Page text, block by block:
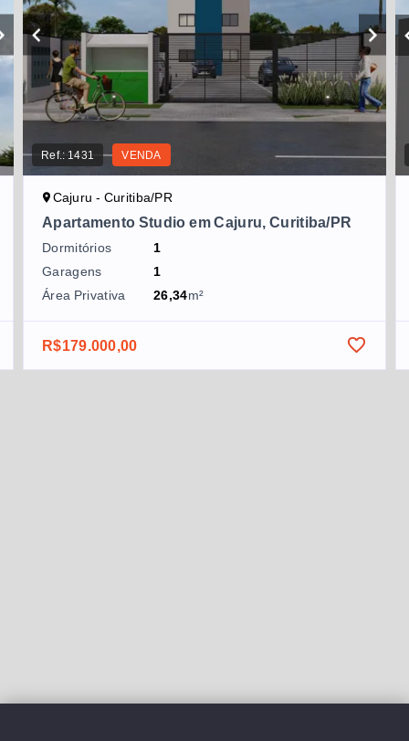
Ref.: 1431 VENDA
Cajuru - Curitiba/PR
Apartamento Studio em Cajuru, Curitiba/PR
Dormitórios
1
Garagens
1
Área Privativa
26,34m²
R$179.000,00